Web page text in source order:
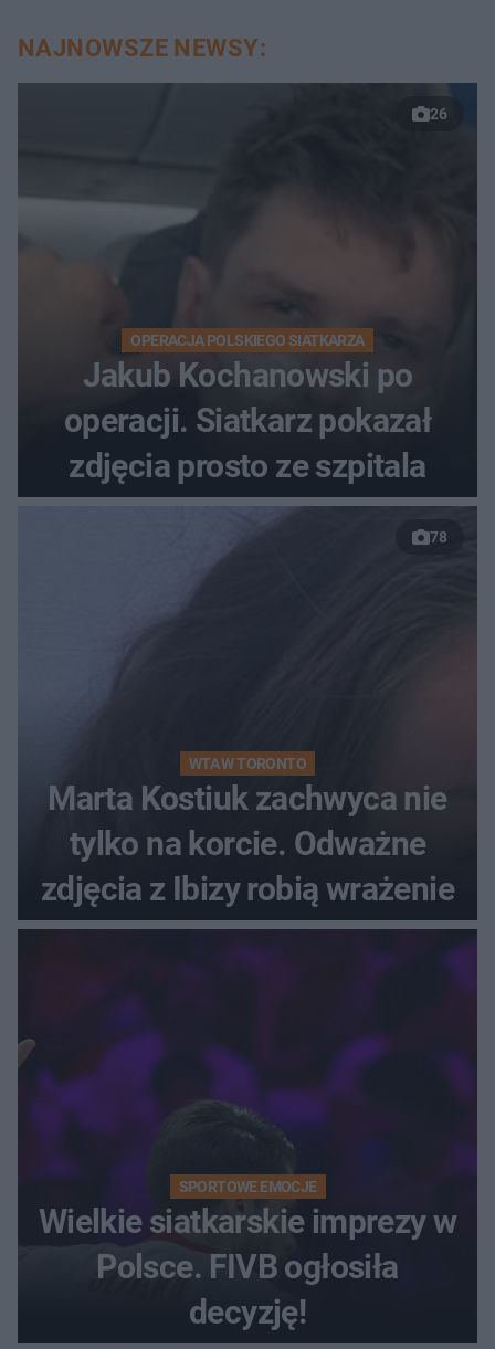
NAJNOWSZE NEWSY:
26
OPERACJA POLSKIEGO SIATKARZA
Jakub Kochanowski po
operacji. Siatkarz pokazał
zdjęcia prosto ze szpitala
78
WTA W TORONTO
Marta Kostiuk zachwyca nie
tylko na korcie. Odważne
zdjęcia z Ibizy robią wrażenie
SPORTOWE EMOCJE
Wielkie siatkarskie imprezy w
Polsce. FIVB ogłosiła
decyzję!